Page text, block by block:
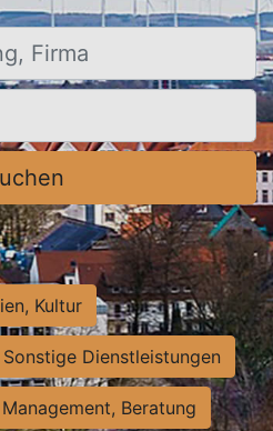
Kultur
Sonstige Dienstleistungen
Management, Beratung